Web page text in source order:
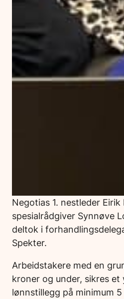
Negotias 1. nestleder
spesialrådgiver Synnøve
deltok i
Spekter.
Arbeidstakere med en
kroner og under, sikres et
lønnstillegg på minimum